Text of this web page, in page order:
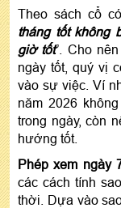
Theo sách cổ
tháng tốt không
giờ tốt”. Cho
ngày tốt, quý vị
vào sự việc. Ví
năm 2026
trong ngày, còn
hướng tốt.
Phép xem ngày
các cách tính
thời. Dựa vào